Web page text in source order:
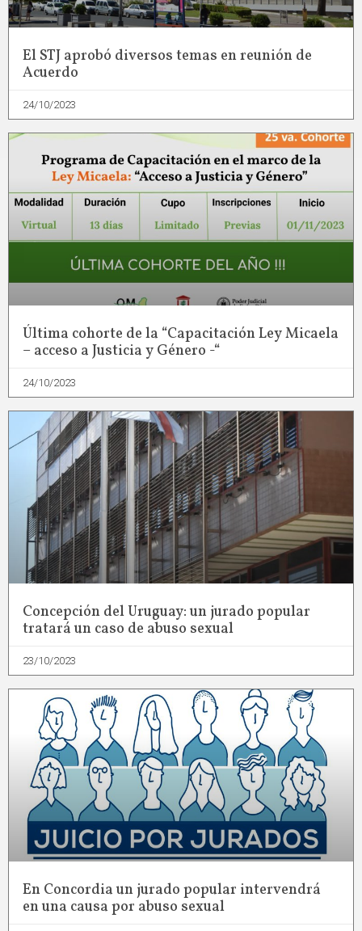
El STJ aprobó diversos temas en reunión de
Acuerdo
24/10/2023
Última cohorte de la “Capacitación Ley Micaela
– acceso a Justicia y Género -“
24/10/2023
Concepción del Uruguay: un jurado popular
tratará un caso de abuso sexual
23/10/2023
En Concordia un jurado popular intervendrá
en una causa por abuso sexual